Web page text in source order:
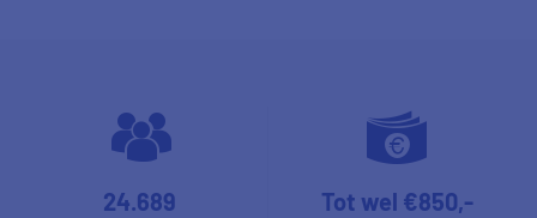
24.689 Tot wel €850,-